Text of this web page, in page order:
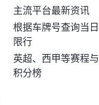
主流平台最新资讯
根据车牌号查询当日
限行
英超、西甲等赛程与
积分榜